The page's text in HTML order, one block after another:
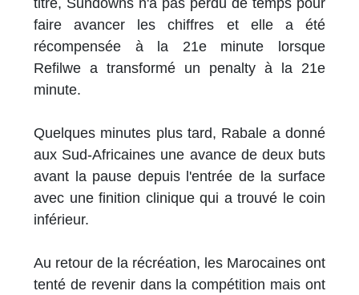
titre, Sundowns n'a pas perdu de temps pour
faire avancer les chiffres et elle a été
récompensée à la 21e minute lorsque
Refilwe a transformé un penalty à la 21e
minute.
Quelques minutes plus tard, Rabale a donné
aux Sud-Africaines une avance de deux buts
avant la pause depuis l'entrée de la surface
avec une finition clinique qui a trouvé le coin
inférieur.
Au retour de la récréation, les Marocaines ont
tenté de revenir dans la compétition mais ont